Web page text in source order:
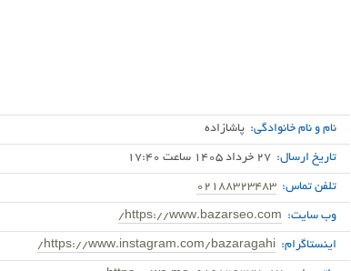
نام و نام خانوادگی: پاشازاده
تاریخ ارسال: 27 خرداد 1405 ساعت 17:40
تلفن تماس: 02188323483
وب سایت: https://www.bazarseo.com/
اینستاگرام: https://www.instagram.com/bazaragahi/